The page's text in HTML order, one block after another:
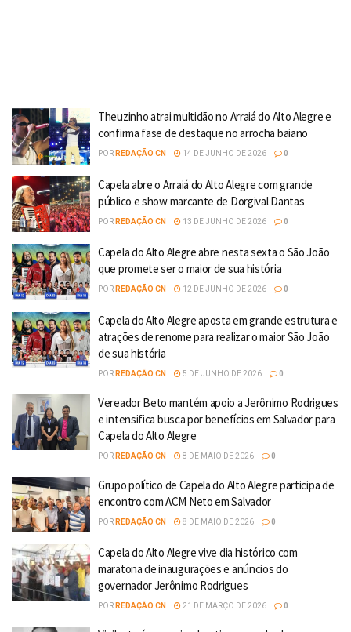
Theuzinho atrai multidão no Arraiá do Alto Alegre e
confirma fase de destaque no arrocha baiano
POR REDAÇÃO CN 14 DE JUNHO DE 2026 0
Capela abre o Arraiá do Alto Alegre com grande
público e show marcante de Dorgival Dantas
POR REDAÇÃO CN 13 DE JUNHO DE 2026 0
Capela do Alto Alegre abre nesta sexta o São João
que promete ser o maior de sua história
POR REDAÇÃO CN 12 DE JUNHO DE 2026 0
Capela do Alto Alegre aposta em grande estrutura e
atrações de renome para realizar o maior São João
de sua história
POR REDAÇÃO CN 5 DE JUNHO DE 2026 0
Vereador Beto mantém apoio a Jerônimo Rodrigues
e intensifica busca por benefícios em Salvador para
Capela do Alto Alegre
POR REDAÇÃO CN 8 DE MAIO DE 2026 0
Grupo político de Capela do Alto Alegre participa de
encontro com ACM Neto em Salvador
POR REDAÇÃO CN 8 DE MAIO DE 2026 0
Capela do Alto Alegre vive dia histórico com
maratona de inaugurações e anúncios do
governador Jerônimo Rodrigues
POR REDAÇÃO CN 21 DE MARÇO DE 2026 0